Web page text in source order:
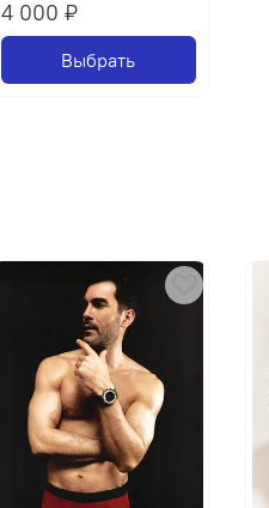
4 000 ₽
Выбрать